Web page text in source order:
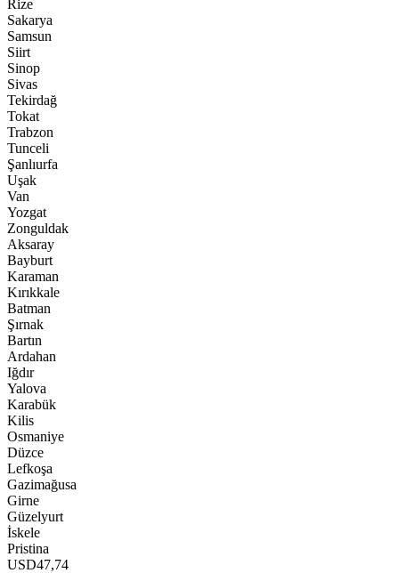
Rize
Sakarya
Samsun
Siirt
Sinop
Sivas
Tekirdağ
Tokat
Trabzon
Tunceli
Şanlıurfa
Uşak
Van
Yozgat
Zonguldak
Aksaray
Bayburt
Karaman
Kırıkkale
Batman
Şırnak
Bartın
Ardahan
Iğdır
Yalova
Karabük
Kilis
Osmaniye
Düzce
Lefkoşa
Gazimağusa
Girne
Güzelyurt
İskele
Pristina
USD47,74